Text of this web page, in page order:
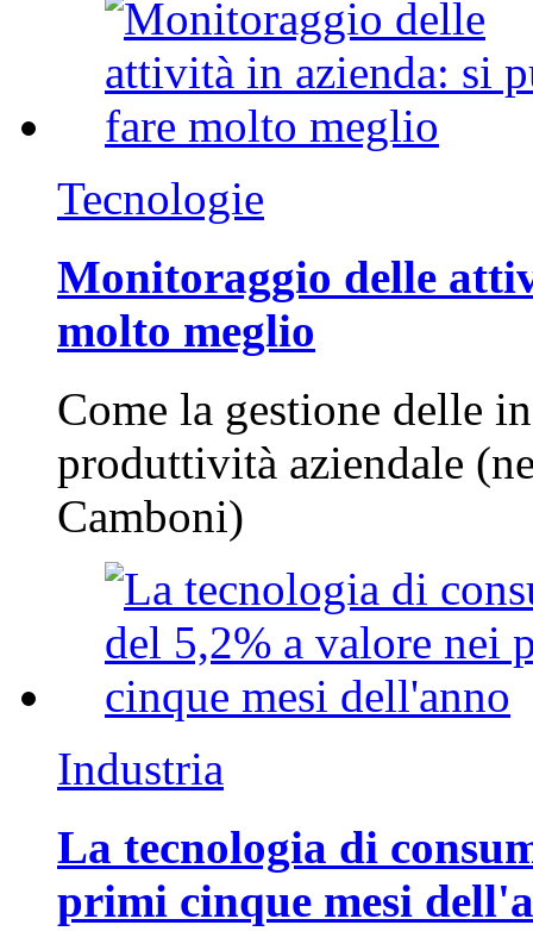
Tecnologie
Monitoraggio delle
molto meglio
Come la gestione delle
produttività aziendale
Camboni)
Industria
La tecnologia di
primi cinque mesi